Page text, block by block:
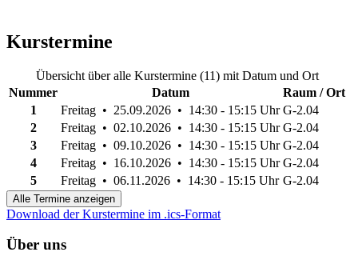
Kurstermine
Übersicht über alle Kurstermine (11) mit Datum und Ort
Nummer
Datum
Raum / Ort
1
Freitag • 25.09.2026 • 14:30 - 15:15 Uhr G-2.04
2
Freitag • 02.10.2026 • 14:30 - 15:15 Uhr G-2.04
3
Freitag • 09.10.2026 • 14:30 - 15:15 Uhr G-2.04
4
Freitag • 16.10.2026 • 14:30 - 15:15 Uhr G-2.04
5
Freitag • 06.11.2026 • 14:30 - 15:15 Uhr G-2.04
Alle Termine anzeigen
Download der Kurstermine im .ics-Format
Über uns